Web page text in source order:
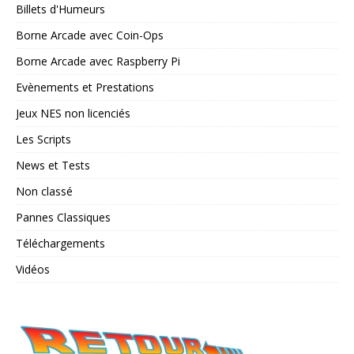
Billets d'Humeurs
Borne Arcade avec Coin-Ops
Borne Arcade avec Raspberry Pi
Evènements et Prestations
Jeux NES non licenciés
Les Scripts
News et Tests
Non classé
Pannes Classiques
Téléchargements
Vidéos